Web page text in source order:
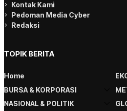
Kontak Kami
Pedoman Media Cyber
Redaksi
TOPIK BERITA
Home
BURSA & KORPORASI
NASIONAL & POLITIK